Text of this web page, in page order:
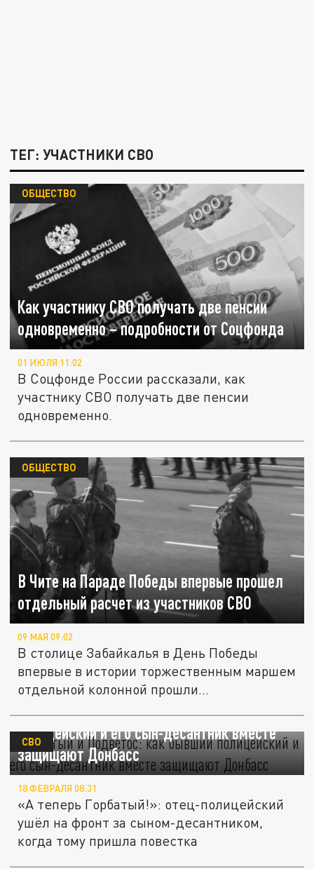
ТЕГ: УЧАСТНИКИ СВО
Как участнику СВО получать две пенсии
одновременно – подробности от Соцфонда
ОБЩЕСТВО
01 ИЮЛЯ 11:02
В Соцфонде России рассказали, как
участнику СВО получать две пенсии
одновременно.
В Чите на Параде Победы впервые прошел
отдельный расчет из участников СВО
ОБЩЕСТВО
09 МАЯ 09:02
В столице Забайкалья в День Победы
впервые в истории торжественным маршем
отдельной колонной прошли...
Горбатый и Подветос: как бывший
полицейский и его сын-десантник вместе
защищают Донбасс
СВО
18 ФЕВРАЛЯ 08:31
«А теперь Горбатый!»: отец-полицейский
ушёл на фронт за сыном-десантником,
когда тому пришла повестка